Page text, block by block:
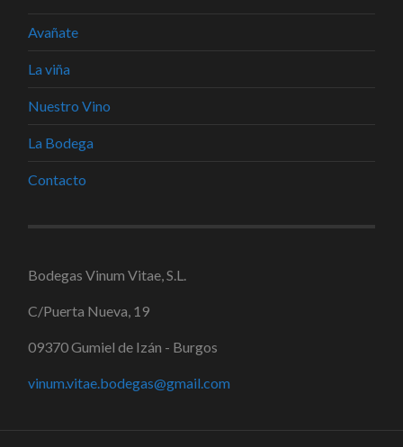
Avañate
La viña
Nuestro Vino
La Bodega
Contacto
Bodegas Vinum Vitae, S.L.
C/Puerta Nueva, 19
09370 Gumiel de Izán - Burgos
vinum.vitae.bodegas@gmail.com